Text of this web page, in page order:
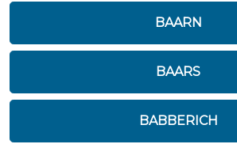
BAARN
BAARS
BABBERICH